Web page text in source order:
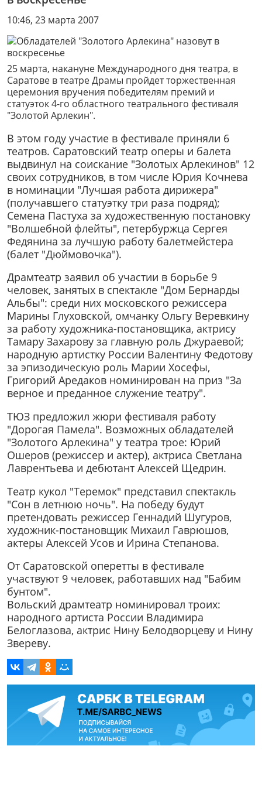
10:46, 23 марта 2007
25 марта, накануне Международного дня театра, в
Саратове в театре Драмы пройдет торжественная
церемония вручения победителям премий и
статуэток 4-го областного театрального фестиваля
"Золотой Арлекин".
В этом году участие в фестивале приняли 6
театров. Саратовский театр оперы и балета
выдвинул на соискание "Золотых Арлекинов" 12
своих сотрудников, в том числе Юрия Кочнева
в номинации "Лучшая работа дирижера"
(получавшего статуэтку три раза подряд);
Семена Пастуха за художественную постановку
"Волшебной флейты", петербуржца Сергея
Федянина за лучшую работу балетмейстера
(балет "Дюймовочка").
Драмтеатр заявил об участии в борьбе 9
человек, занятых в спектакле "Дом Бернарды
Альбы": среди них московского режиссера
Марины Глуховской, омчанку Ольгу Веревкину
за работу художника-постановщика, актрису
Тамару Захарову за главную роль Джураевой;
народную артистку России Валентину Федотову
за эпизодическую роль Марии Хосефы,
Григорий Аредаков номинирован на приз "За
верное и преданное служение театру".
ТЮЗ предложил жюри фестиваля работу
"Дорогая Памела". Возможных обладателей
"Золотого Арлекина" у театра трое: Юрий
Ошеров (режиссер и актер), актриса Светлана
Лаврентьева и дебютант Алексей Щедрин.
Театр кукол "Теремок" представил спектакль
"Сон в летнюю ночь". На победу будут
претендовать режиссер Геннадий Шугуров,
художник-постановщик Михаил Гаврюшов,
актеры Алексей Усов и Ирина Степанова.
От Саратовской оперетты в фестивале
участвуют 9 человек, работавших над "Бабим
бунтом".
Вольский драмтеатр номинировал троих:
народного артиста России Владимира
Белоглазова, актрис Нину Белодворцеву и Нину
Звереву.